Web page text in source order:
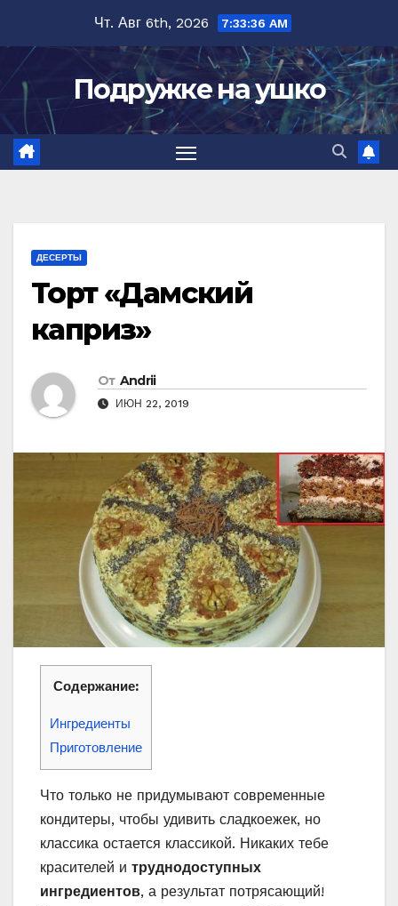
содержимому
Чт. Авг 6th, 2026 7:33:37 AM
Подружке на ушко
ДЕСЕРТЫ
Торт «Дамский
каприз»
От Andrii
ИЮН 22, 2019
Содержание:
Ингредиенты
Приготовление
Что только не придумывают современные
кондитеры, чтобы удивить сладкоежек, но
классика остается классикой. Никаких тебе
красителей и труднодоступных
ингредиентов, а результат потрясающий!